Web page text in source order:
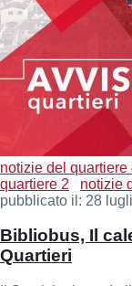
notizie del quartiere
quartiere 2
notizie
pubblicato il: 28
Bibliobus, Il
Quartieri